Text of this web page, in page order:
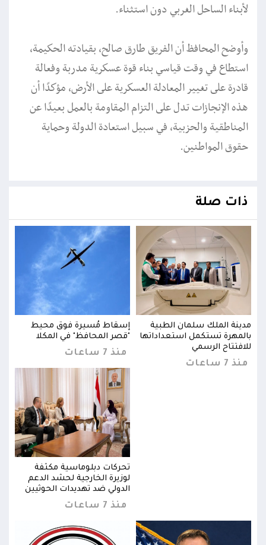
لأبناء الساحل الغربي دون استثناء.
وأوضح المحافظ أن الفريق طارق صالح، بقيادته الحكيمة،
استطاع في وقت قياسي بناء قوة عسكرية مدربة وفعالة
قادرة على تغيير المعادلة العسكرية على الأرض، مؤكدًا أن
هذه الإنجازات تدل على التزام المقاومة بالعمل بعيدًا عن
المناطقية والحزبية، في سبيل استعادة الدولة وحماية
حقوق المواطنين.
ذات صلة
مدينة الملك سلمان الطبية
بالمهرة تستكمل استعداداتها
للافتتاح الرسمي
منذ 7 ساعات
إسقاط مُسيرة فوق محيط
"قصر المحافظ" في المكلا
منذ 7 ساعات
تحركات دبلوماسية مكثفة
لوزيرة الخارجية لحشد الدعم
الدولي ضد تهديدات الحوثيين
منذ 7 ساعات